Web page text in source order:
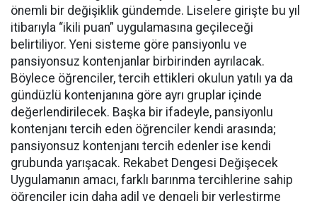
önemli bir değişiklik gündemde. Liselere girişte bu yıl
itibarıyla “ikili puan” uygulamasına geçileceği
belirtiliyor. Yeni sisteme göre pansiyonlu ve
pansiyonsuz kontenjanlar birbirinden ayrılacak.
Böylece öğrenciler, tercih ettikleri okulun yatılı ya da
gündüzlü kontenjanına göre ayrı gruplar içinde
değerlendirilecek. Başka bir ifadeyle, pansiyonlu
kontenjanı tercih eden öğrenciler kendi arasında;
pansiyonsuz kontenjanı tercih edenler ise kendi
grubunda yarışacak. Rekabet Dengesi Değişecek
Uygulamanın amacı, farklı barınma tercihlerine sahip
öğrenciler için daha adil ve dengeli bir yerleştirme